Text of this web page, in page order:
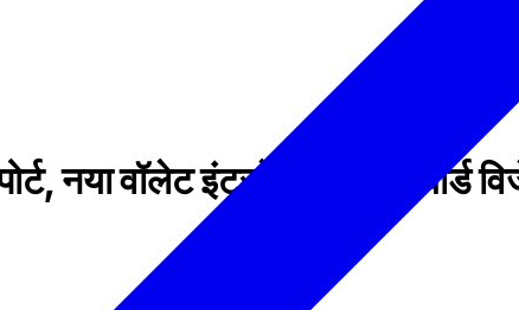
नया वॉलेट इंटरफेस और डैशबोर्ड